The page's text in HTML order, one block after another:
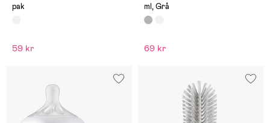
pak
59 kr
ml, Grå
69 kr